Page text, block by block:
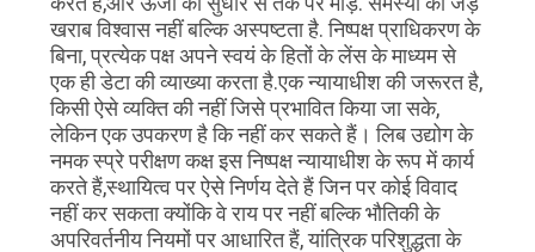
खराब विश्वास नहीं बल्कि अस्पष्टता है. निष्पक्ष प्राधिकरण के
बिना, प्रत्येक पक्ष अपने स्वयं के हितों के लेंस के माध्यम से
एक ही डेटा की व्याख्या करता है.एक न्यायाधीश की जरूरत है,
किसी ऐसे व्यक्ति की नहीं जिसे प्रभावित किया जा सके,
लेकिन एक उपकरण है कि नहीं कर सकते हैं। लिब उद्योग के
नमक स्प्रे परीक्षण कक्ष इस निष्पक्ष न्यायाधीश के रूप में कार्य
करते हैं,स्थायित्व पर ऐसे निर्णय देते हैं जिन पर कोई विवाद
नहीं कर सकता क्योंकि वे राय पर नहीं बल्कि भौतिकी के
अपरिवर्तनीय नियमों पर आधारित हैं, यांत्रिक परिशुद्धता के